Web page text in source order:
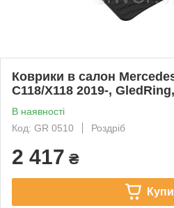
Коврики в салон
C118/X118 2019-,
В наявності
Код: GR 0510
Роздріб
2 417 ₴